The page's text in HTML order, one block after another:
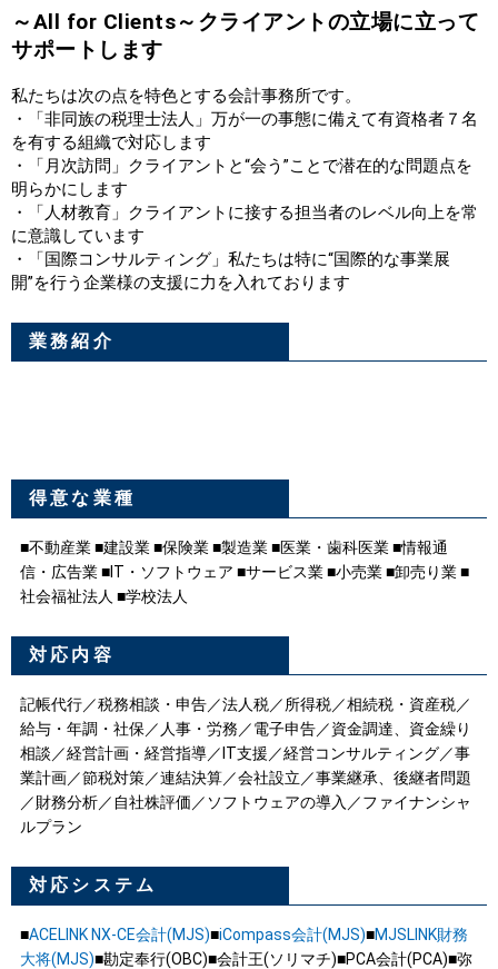
～All for Clients～クライアントの立場に立って
サポートします
私たちは次の点を特色とする会計事務所です。
・「非同族の税理士法人」万が一の事態に備えて有資格者７名
を有する組織で対応します
・「月次訪問」クライアントと“会う”ことで潜在的な問題点を
明らかにします
・「人材教育」クライアントに接する担当者のレベル向上を常
に意識しています
・「国際コンサルティング」私たちは特に“国際的な事業展
開”を行う企業様の支援に力を入れております
業務紹介
得意な業種
■不動産業 ■建設業 ■保険業 ■製造業 ■医業・歯科医業 ■情報通
信・広告業 ■IT・ソフトウェア ■サービス業 ■小売業 ■卸売り業 ■
社会福祉法人 ■学校法人
対応内容
記帳代行／税務相談・申告／法人税／所得税／相続税・資産税／
給与・年調・社保／人事・労務／電子申告／資金調達、資金繰り
相談／経営計画・経営指導／IT支援／経営コンサルティング／事
業計画／節税対策／連結決算／会社設立／事業継承、後継者問題
／財務分析／自社株評価／ソフトウェアの導入／ファイナンシャ
ルプラン
対応システム
■ACELINK NX-CE会計(MJS)■iCompass会計(MJS)■MJSLINK財務
大将(MJS)■勘定奉行(OBC)■会計王(ソリマチ)■PCA会計(PCA)■弥